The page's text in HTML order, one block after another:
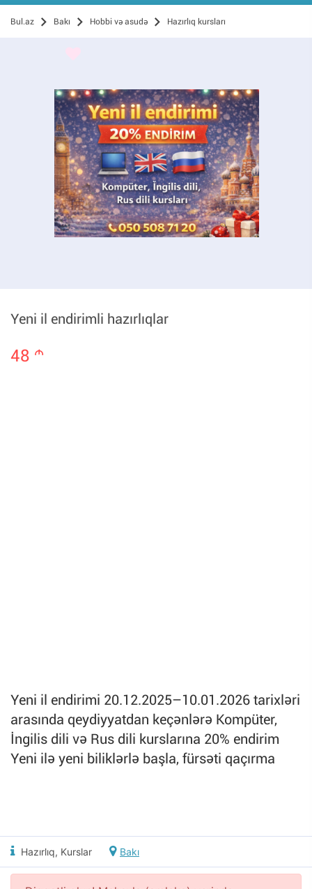
Bul.az Bakı Hobbi və asudə Hazırlıq kursları
Yeni il endirimli hazırlıqlar
48 m
Yeni il endirimi 20.12.2025–10.01.2026 tarixləri
arasında qeydiyyatdan keçənlərə Kompüter,
İngilis dili və Rus dili kurslarına 20% endirim
Yeni ilə yeni biliklərlə başla, fürsəti qaçırma
Hazırlıq, Kurslar Bakı